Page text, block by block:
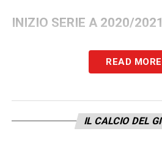
INIZIO SERIE A 2020/2021
Sabato 19 settembre 2020
2020/2021
Mercoledì 16 dicembre
READ MORE
IL CALCIO DEL